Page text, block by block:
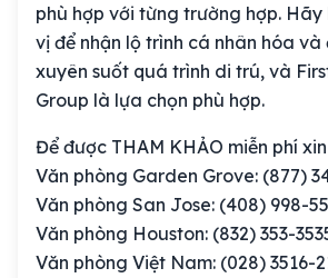
phù hợp với từng trường hợp. Hãy
vị để nhận lộ trình cá nhân hóa và
xuyên suốt quá trình di trú, và
Group là lựa chọn phù hợp.
Để được THAM KHẢO miễn phí
Văn phòng Garden Grove: (877)
Văn phòng San Jose: (408) 998-
Văn phòng Houston: (832) 353-
Văn phòng Việt Nam: (028) 3516-